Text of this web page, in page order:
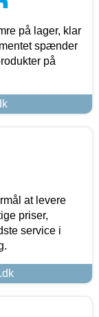
på lager, klar
spænder
på
at levere
priser,
service i